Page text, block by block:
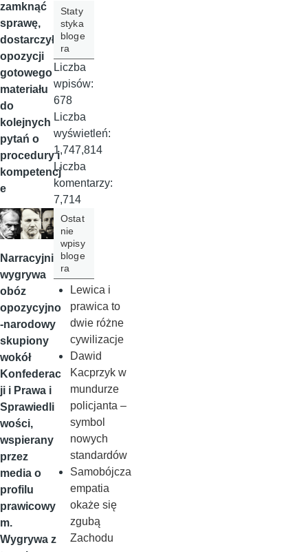
zamknąć
sprawę,
dostarczyło
opozycji
gotowego
materiału
do
kolejnych
pytań o
procedury i
kompetencj
e
Narracyjnie
wygrywa
obóz
opozycyjno
-narodowy
skupiony
wokół
Konfederac
ji i Prawa i
Sprawiedli
wości,
wspierany
przez
media o
profilu
prawicowy
m.
Wygrywa z
Staty
styka
bloge
ra
Liczba
wpisów:
678
Liczba
wyświetleń:
1,747,814
Liczba
komentarzy:
7,714
Ostat
nie
wpisy
bloge
ra
Lewica i
prawica to
dwie różne
cywilizacje
Dawid
Kacprzyk w
mundurze
policjanta –
symbol
nowych
standardów
Samobójcza
empatia
okaże się
zgubą
Zachodu